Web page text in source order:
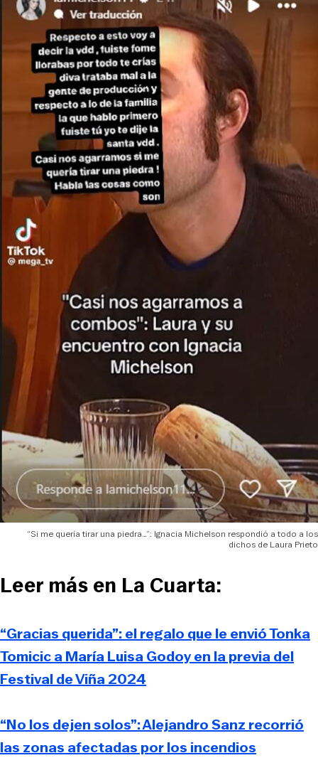
“Si me quería tirar una piedra…”: Ignacia Michelson respondió a todo a los
dichos de Laura Prieto
Leer más en La Cuarta:
“Gracias querida”: el regalo que le envió Tonka
Tomicic a María Luisa Godoy en la previa del
Festival de Viña 2024
“No los dejen solos”: Alejandro Sanz recorrió
las zonas afectadas por los incendios